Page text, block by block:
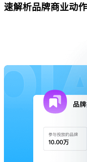
速解析品牌商业动